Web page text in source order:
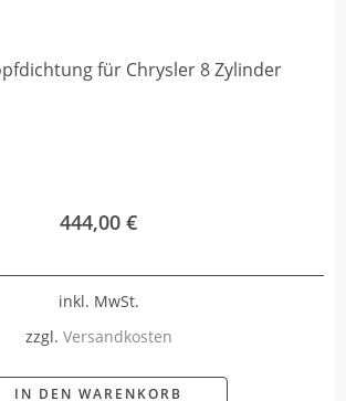
für Chrysler 8 Zylinder
444,00 €
inkl. MwSt.
zzgl. Versandkosten
IN DEN WARENKORB